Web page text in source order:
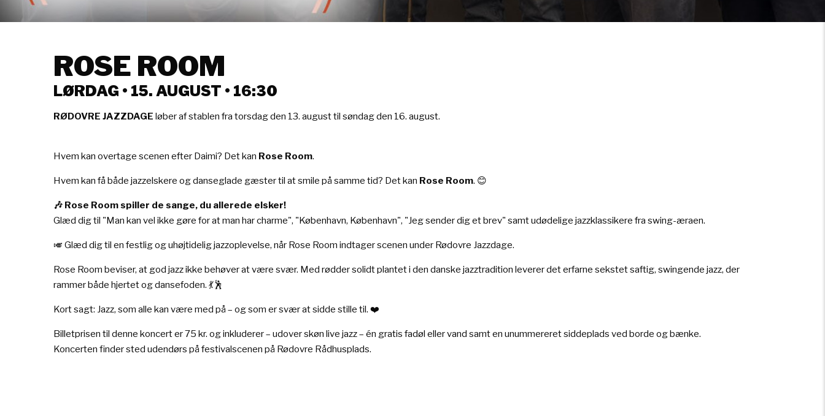
ROSE ROOM
LØRDAG • 15. AUGUST • 16:30
RØDOVRE JAZZDAGE løber af stablen fra torsdag den 13. august til søndag den 16. august.
Hvem kan overtage scenen efter Daimi? Det kan Rose Room.
Hvem kan få både jazzelskere og danseglade gæster til at smile på samme tid? Det kan Rose Room. 😊
🎶 Rose Room spiller de sange, du allerede elsker!
Glæd dig til "Man kan vel ikke gøre for at man har charme", "København, København", "Jeg sender dig et brev" samt udødelige jazzklassikere fra swing-æraen.
🎺 Glæd dig til en festlig og uhøjtidelig jazzoplevelse, når Rose Room indtager scenen under Rødovre Jazzdage.
Rose Room beviser, at god jazz ikke behøver at være svær. Med rødder solidt plantet i den danske jazztradition leverer det erfarne sekstet saftig, swingende jazz, der
rammer både hjertet og dansefoden. 💃🕺
Kort sagt: Jazz, som alle kan være med på – og som er svær at sidde stille til. ❤️
Billetprisen til denne koncert er 75 kr. og inkluderer – udover skøn live jazz – én gratis fadøl eller vand samt en unummereret siddeplads ved borde og bænke.
Koncerten finder sted udendørs på festivalscenen på Rødovre Rådhusplads.